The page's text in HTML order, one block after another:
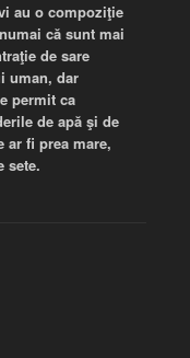
au o compoziţie
că sunt mai
de sare
uman, dar
permit ca
de apă şi de
ar fi prea mare,
sete.